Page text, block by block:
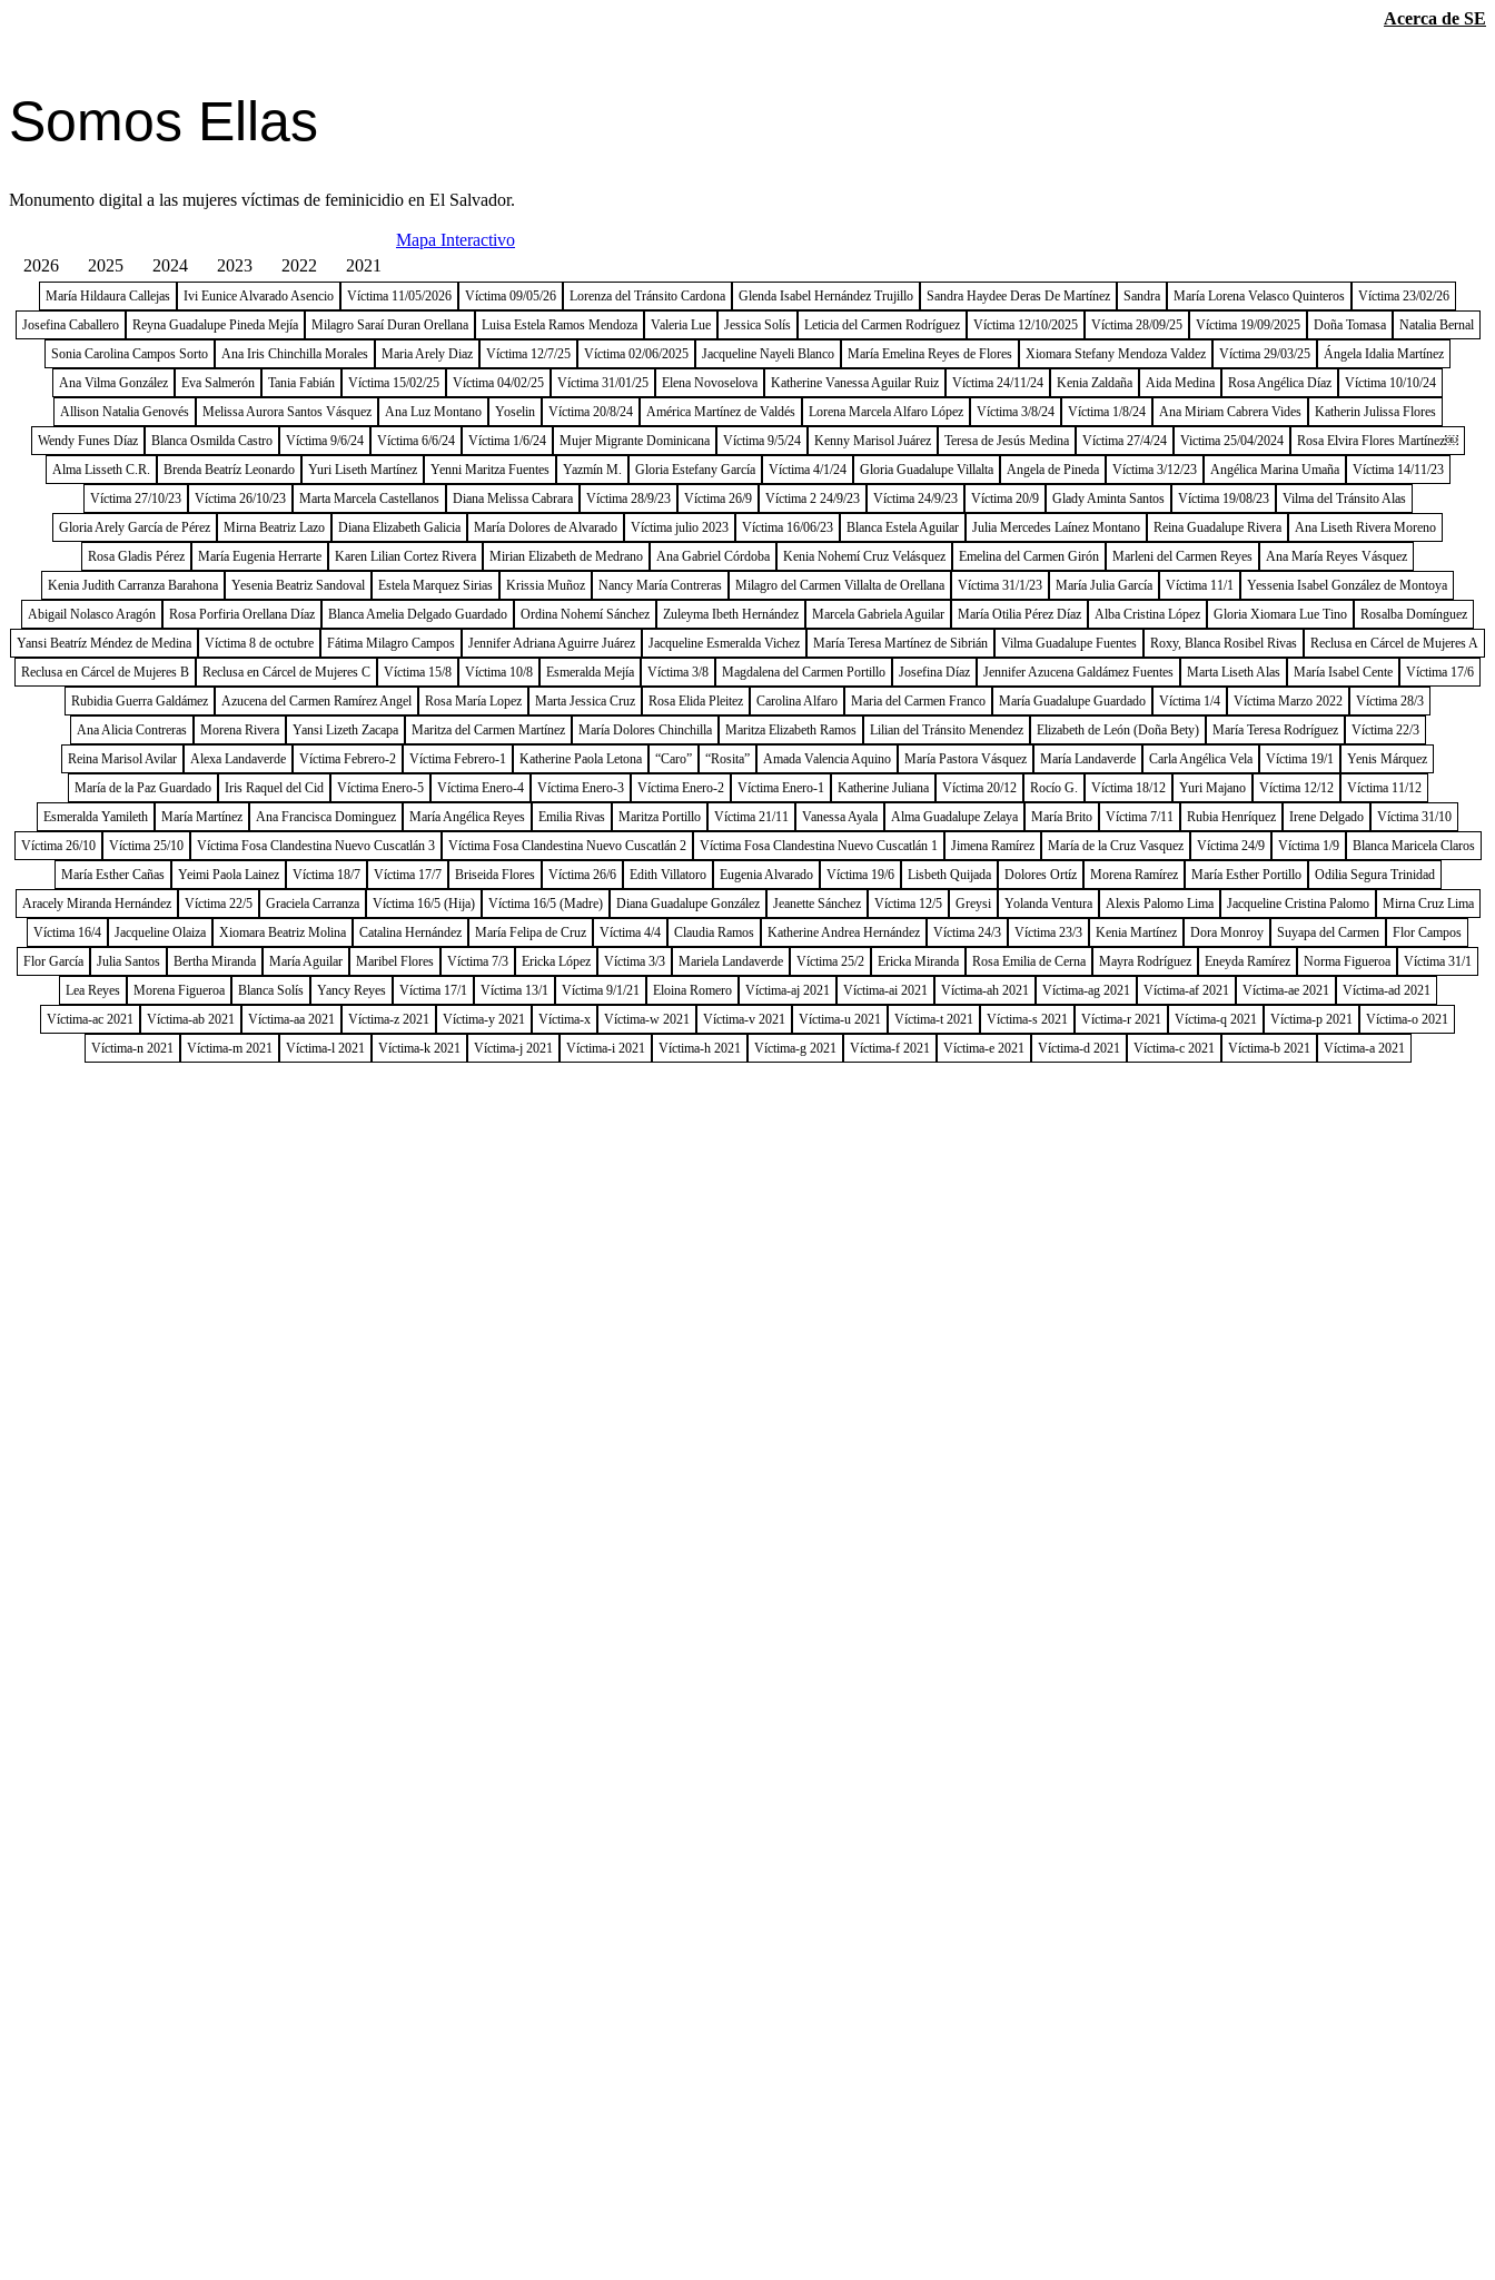
Acerca de SE
Somos Ellas
Monumento digital a las mujeres víctimas de feminicidio en El Salvador.
Mapa Interactivo
2026
2025 2024 2023 2022 2021
María Hildaura Callejas Ivi Eunice Alvarado Asencio Víctima 11/05/2026 Víctima 09/05/26 Lorenza del Tránsito Cardona Glenda Isabel Hernández Trujillo Sandra Haydee Deras De Martínez Sandra María Lorena Velasco Quinteros
Víctima 23/02/26
Josefina Caballero
Reyna Guadalupe Pineda Mejía Milagro Saraí Duran Orellana Luisa Estela Ramos Mendoza Valeria Lue Jessica Solís Leticia del Carmen Rodríguez Víctima 12/10/2025 Víctima 28/09/25 Víctima 19/09/2025 Doña Tomasa
Natalia Bernal
Sonia Carolina Campos Sorto
Ana Iris Chinchilla Morales Maria Arely Diaz Víctima 12/7/25 Víctima 02/06/2025 Jacqueline Nayeli Blanco María Emelina Reyes de Flores Xiomara Stefany Mendoza Valdez Víctima 29/03/25
Ángela Idalia Martínez
Ana Vilma González
Eva Salmerón Tania Fabián Víctima 15/02/25 Víctima 04/02/25 Víctima 31/01/25 Elena Novoselova Katherine Vanessa Aguilar Ruiz Víctima 24/11/24 Kenia Zaldaña Aida Medina Rosa Angélica Díaz
Víctima 10/10/24
Allison Natalia Genovés
Melissa Aurora Santos Vásquez Ana Luz Montano Yoselin Víctima 20/8/24 América Martínez de Valdés Lorena Marcela Alfaro López Víctima 3/8/24 Víctima 1/8/24 Ana Miriam Cabrera Vides
Katherin Julissa Flores
Wendy Funes Díaz
Blanca Osmilda Castro Víctima 9/6/24 Víctima 6/6/24 Víctima 1/6/24 Mujer Migrante Dominicana Víctima 9/5/24 Kenny Marisol Juárez Teresa de Jesús Medina Víctima 27/4/24 Victima 25/04/2024
Rosa Elvira Flores Martínez￼
Alma Lisseth C.R.
Brenda Beatríz Leonardo Yuri Liseth Martínez Yenni Maritza Fuentes Yazmín M. Gloria Estefany García Víctima 4/1/24 Gloria Guadalupe Villalta Angela de Pineda Víctima 3/12/23 Angélica Marina Umaña
Víctima 14/11/23
Víctima 27/10/23
Víctima 26/10/23 Marta Marcela Castellanos Diana Melissa Cabrara Víctima 28/9/23 Víctima 26/9 Víctima 2 24/9/23 Víctima 24/9/23 Víctima 20/9 Glady Aminta Santos Víctima 19/08/23
Vilma del Tránsito Alas
Gloria Arely García de Pérez
Mirna Beatriz Lazo Diana Elizabeth Galicia María Dolores de Alvarado Víctima julio 2023 Víctima 16/06/23 Blanca Estela Aguilar Julia Mercedes Laínez Montano Reina Guadalupe Rivera
Ana Liseth Rivera Moreno
Rosa Gladis Pérez
María Eugenia Herrarte Karen Lilian Cortez Rivera Mirian Elizabeth de Medrano Ana Gabriel Córdoba Kenia Nohemí Cruz Velásquez Emelina del Carmen Girón Marleni del Carmen Reyes
Ana María Reyes Vásquez
Kenia Judith Carranza Barahona
Yesenia Beatriz Sandoval Estela Marquez Sirias Krissia Muñoz Nancy María Contreras Milagro del Carmen Villalta de Orellana Víctima 31/1/23 María Julia García Víctima 11/1
Yessenia Isabel González de Montoya
Abigail Nolasco Aragón
Rosa Porfiria Orellana Díaz Blanca Amelia Delgado Guardado Ordina Nohemí Sánchez Zuleyma Ibeth Hernández Marcela Gabriela Aguilar María Otilia Pérez Díaz Alba Cristina López Gloria Xiomara Lue Tino
Rosalba Domínguez
Yansi Beatríz Méndez de Medina
Víctima 8 de octubre Fátima Milagro Campos Jennifer Adriana Aguirre Juárez Jacqueline Esmeralda Vichez María Teresa Martínez de Sibrián Vilma Guadalupe Fuentes Roxy, Blanca Rosibel Rivas
Reclusa en Cárcel de Mujeres A
Reclusa en Cárcel de Mujeres B
Reclusa en Cárcel de Mujeres C Víctima 15/8 Víctima 10/8 Esmeralda Mejía Víctima 3/8 Magdalena del Carmen Portillo Josefina Díaz Jennifer Azucena Galdámez Fuentes Marta Liseth Alas María Isabel Cente
Víctima 17/6
Rubidia Guerra Galdámez
Azucena del Carmen Ramírez Angel Rosa María Lopez Marta Jessica Cruz Rosa Elida Pleitez Carolina Alfaro Maria del Carmen Franco María Guadalupe Guardado Víctima 1/4 Víctima Marzo 2022
Víctima 28/3
Ana Alicia Contreras
Morena Rivera Yansi Lizeth Zacapa Maritza del Carmen Martínez María Dolores Chinchilla Maritza Elizabeth Ramos Lilian del Tránsito Menendez Elizabeth de León (Doña Bety) María Teresa Rodríguez
Víctima 22/3
Reina Marisol Avilar
Alexa Landaverde Víctima Febrero-2 Víctima Febrero-1 Katherine Paola Letona “Caro” “Rosita” Amada Valencia Aquino María Pastora Vásquez María Landaverde Carla Angélica Vela Víctima 19/1
Yenis Márquez
María de la Paz Guardado
Iris Raquel del Cid Víctima Enero-5 Víctima Enero-4 Víctima Enero-3 Víctima Enero-2 Víctima Enero-1 Katherine Juliana Víctima 20/12 Rocío G. Víctima 18/12 Yuri Majano Víctima 12/12
Víctima 11/12
Esmeralda Yamileth
María Martínez Ana Francisca Dominguez María Angélica Reyes Emilia Rivas Maritza Portillo Víctima 21/11 Vanessa Ayala Alma Guadalupe Zelaya María Brito Víctima 7/11 Rubia Henríquez Irene Delgado
Víctima 31/10
Víctima 26/10
Víctima 25/10 Víctima Fosa Clandestina Nuevo Cuscatlán 3 Víctima Fosa Clandestina Nuevo Cuscatlán 2 Víctima Fosa Clandestina Nuevo Cuscatlán 1 Jimena Ramírez María de la Cruz Vasquez Víctima 24/9 Víctima 1/9
Blanca Maricela Claros
María Esther Cañas
Yeimi Paola Lainez Víctima 18/7 Víctima 17/7 Briseida Flores Víctima 26/6 Edith Villatoro Eugenia Alvarado Víctima 19/6 Lisbeth Quijada Dolores Ortíz Morena Ramírez María Esther Portillo
Odilia Segura Trinidad
Aracely Miranda Hernández
Víctima 22/5 Graciela Carranza Víctima 16/5 (Hija) Víctima 16/5 (Madre) Diana Guadalupe González Jeanette Sánchez Víctima 12/5 Greysi Yolanda Ventura Alexis Palomo Lima Jacqueline Cristina Palomo
Mirna Cruz Lima
Víctima 16/4
Jacqueline Olaiza Xiomara Beatriz Molina Catalina Hernández María Felipa de Cruz Víctima 4/4 Claudia Ramos Katherine Andrea Hernández Víctima 24/3 Víctima 23/3 Kenia Martínez Dora Monroy Suyapa del Carmen
Flor Campos
Flor García
Julia Santos Bertha Miranda María Aguilar Maribel Flores Víctima 7/3 Ericka López Víctima 3/3 Mariela Landaverde Víctima 25/2 Ericka Miranda Rosa Emilia de Cerna Mayra Rodríguez Eneyda Ramírez Norma Figueroa
Víctima 31/1
Lea Reyes
Morena Figueroa Blanca Solís Yancy Reyes Víctima 17/1 Víctima 13/1 Víctima 9/1/21 Eloina Romero Víctima-aj 2021 Víctima-ai 2021 Víctima-ah 2021 Víctima-ag 2021 Víctima-af 2021 Víctima-ae 2021
Víctima-ad 2021
Víctima-ac 2021
Víctima-ab 2021 Víctima-aa 2021 Víctima-z 2021 Víctima-y 2021 Víctima-x Víctima-w 2021 Víctima-v 2021 Víctima-u 2021 Víctima-t 2021 Víctima-s 2021 Víctima-r 2021 Víctima-q 2021 Víctima-p 2021
Víctima-o 2021
Víctima-n 2021
Víctima-m 2021 Víctima-l 2021 Víctima-k 2021 Víctima-j 2021 Víctima-i 2021 Víctima-h 2021 Víctima-g 2021 Víctima-f 2021 Víctima-e 2021 Víctima-d 2021 Víctima-c 2021 Víctima-b 2021 Víctima-a 2021